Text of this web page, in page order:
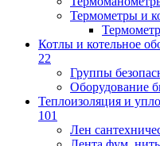
Термометры и
Котлы и котельное
22
Группы
Оборудование
Теплоизоляция и
101
Лен